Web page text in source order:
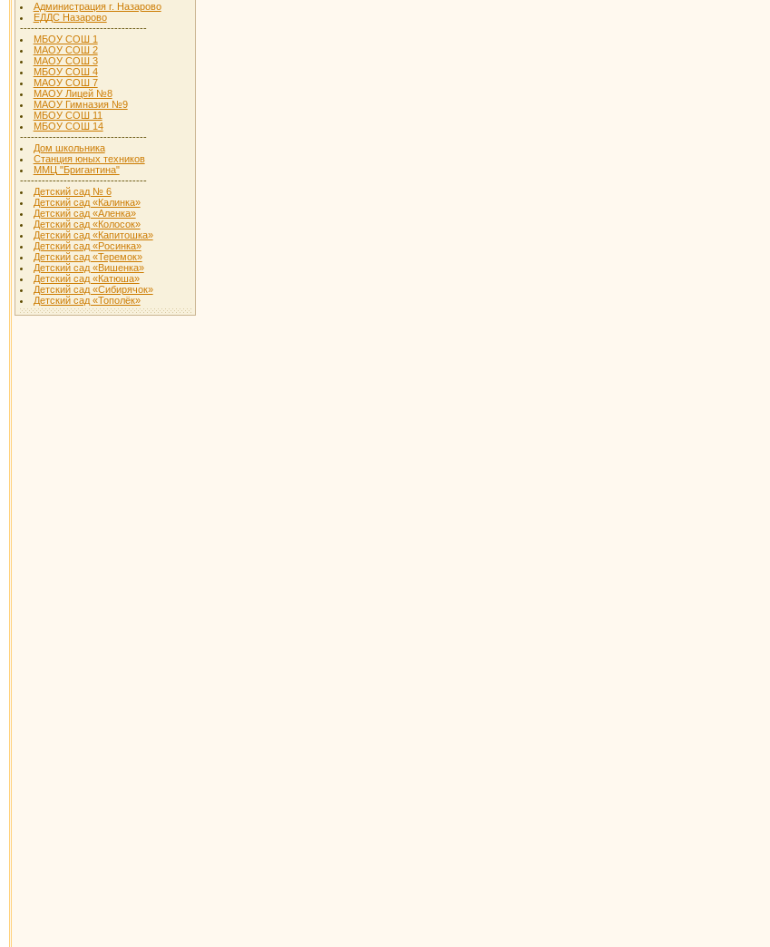
Администрация г. Назарово
ЕДДС Назарово
-----------------------------------
МБОУ СОШ 1
МАОУ СОШ 2
МАОУ СОШ 3
МБОУ СОШ 4
МАОУ СОШ 7
МАОУ Лицей №8
МАОУ Гимназия №9
МБОУ СОШ 11
МБОУ СОШ 14
-----------------------------------
Дом школьника
Станция юных техников
ММЦ "Бригантина"
-----------------------------------
Детский сад № 6
Детский сад «Калинка»
Детский сад «Аленка»
Детский сад «Колосок»
Детский сад «Капитошка»
Детский сад «Росинка»
Детский сад «Теремок»
Детский сад «Вишенка»
Детский сад «Катюша»
Детский сад «Сибирячок»
Детский сад «Тополёк»